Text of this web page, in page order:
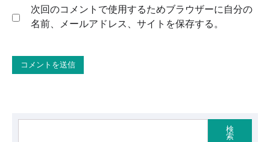
次回のコメントで使用するためブラウザーに自分の
名前、メールアドレス、サイトを保存する。
検
索